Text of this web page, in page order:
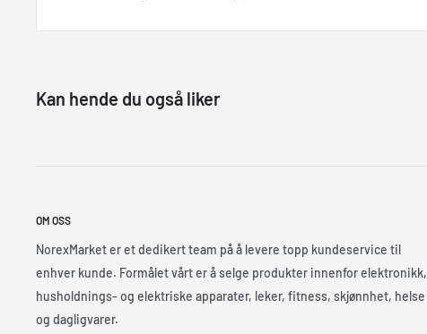
Kan hende du også liker
OM OSS
NorexMarket er et dedikert team på å levere topp kundeservice til
enhver kunde. Formålet vårt er å selge produkter innenfor elektronikk,
husholdnings- og elektriske apparater, leker, fitness, skjønnhet, helse
og dagligvarer.